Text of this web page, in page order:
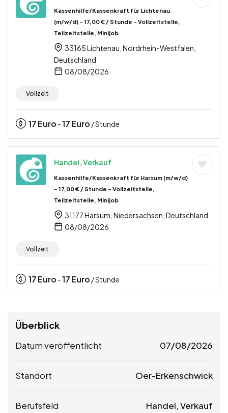
Kassenhilfe/Kassenkraft für Lichtenau
(m/w/d) – 17,00 € / Stunde – Vollzeitstelle,
Teilzeitstelle, Minijob
33165 Lichtenau, Nordrhein-Westfalen,
Deutschland
08/08/2026
Vollzeit
17Euro -17Euro / Stunde
Handel, Verkauf
Kassenhilfe/Kassenkraft für Harsum (m/w/d)
– 17,00 € / Stunde – Vollzeitstelle,
Teilzeitstelle, Minijob
31177 Harsum, Niedersachsen, Deutschland
08/08/2026
Vollzeit
17Euro -17Euro / Stunde
Überblick
Datum veröffentlicht 07/08/2026
Standort Oer-Erkenschwick
Berufsfeld Handel, Verkauf